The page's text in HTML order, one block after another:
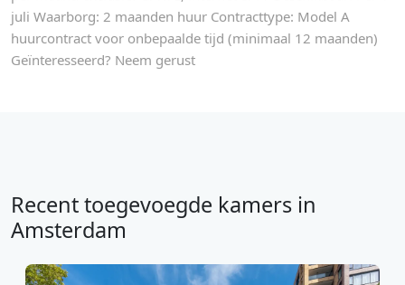
juli Waarborg: 2 maanden huur Contracttype: Model A
huurcontract voor onbepaalde tijd (minimaal 12 maanden)
Geïnteresseerd? Neem gerust
Recent toegevoegde kamers in
Amsterdam